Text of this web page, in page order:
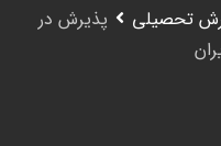
تحصیلی
پذیرش در